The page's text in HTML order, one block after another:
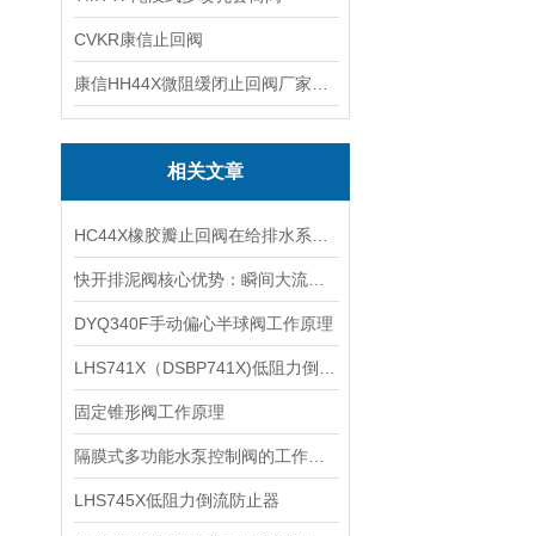
CVKR康信止回阀
相关文章
DYQ340F手动偏心半球阀工作原理
固定锥形阀工作原理
LHS745X低阻力倒流防止器